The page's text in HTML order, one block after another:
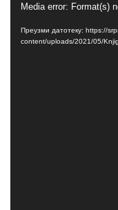
Прегледач
видео
записа
Media error: Format(s)
Преузми датотеку: https://
content/uploads/2021/05/